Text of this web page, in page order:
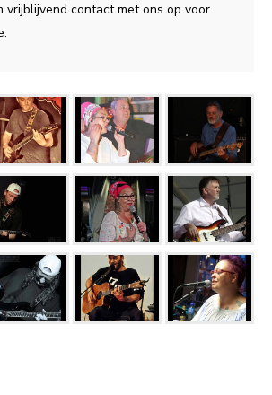
vrijblijvend contact met ons op voor